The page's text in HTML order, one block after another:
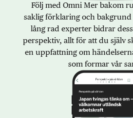
Följ med Omni Mer bakom
saklig förklaring och
lång rad experter bidrar
perspektiv, allt för att du själv
en uppfattning om
som formar vår